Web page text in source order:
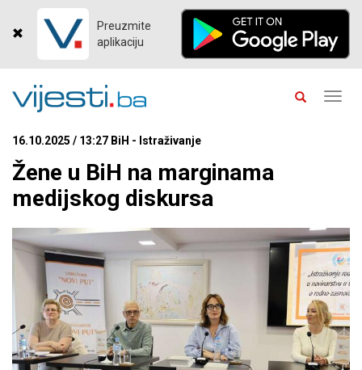
Preuzmite
aplikaciju
16.10.2025 / 13:27 BiH - Istraživanje
Žene u BiH na marginama
medijskog diskursa